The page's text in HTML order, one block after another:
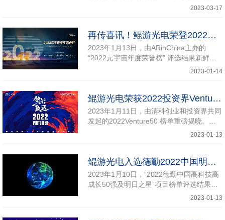
高成长企业系列榜单评选结果新鲜出炉，鲲
2023-03-17
再传喜讯！鲲游光电荣登2022元宇宙年度荣誉榜！
2023年1月13日，由ARinChina主办的
“2022元宇宙年度荣誉榜” 评选结果新鲜出
炉！鲲游光电荣登 “2022元宇宙创新硬件榜
2023-01-14
鲲游光电荣获2022投资界Venture50双料荣誉！
2023年1月11日，由清科创业和投资界共同
发起的2022Venture50 榜单重磅揭晓。继
去年上榜之后，鲲游光电蝉联投资界“风云
2023-01-13
鲲游光电入选德勤2022中国明日之星！
2023年1月10日，“2022德勤中国高科技高
成长50强及明日之星”项目榜单评选结果出
炉，鲲游光电成功入选“2022中国明日之
2023-01-13